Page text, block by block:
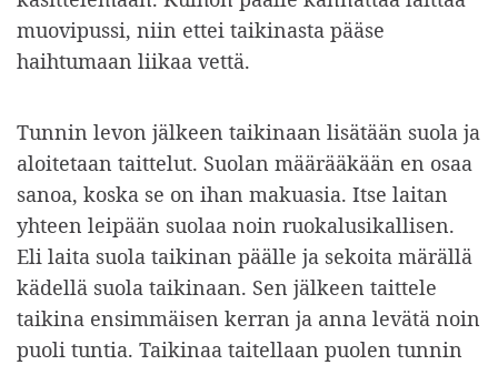
muovipussi, niin ettei taikinasta pääse
haihtumaan liikaa vettä.
Tunnin levon jälkeen taikinaan lisätään suola ja
aloitetaan taittelut. Suolan määrääkään en osaa
sanoa, koska se on ihan makuasia. Itse laitan
yhteen leipään suolaa noin ruokalusikallisen.
Eli laita suola taikinan päälle ja sekoita märällä
kädellä suola taikinaan. Sen jälkeen taittele
taikina ensimmäisen kerran ja anna levätä noin
puoli tuntia. Taikinaa taitellaan puolen tunnin